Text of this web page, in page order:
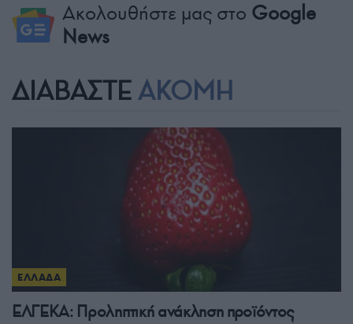
Ακολουθήστε μας στο Google
News
ΔΙΑΒΑΣΤΕ ΑΚΟΜΗ
ΕΛΛΑΔΑ
ΕΛΓΕΚΑ: Προληπτική ανάκληση προϊόντος